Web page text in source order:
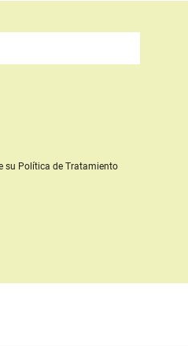
su Política de Tratamiento